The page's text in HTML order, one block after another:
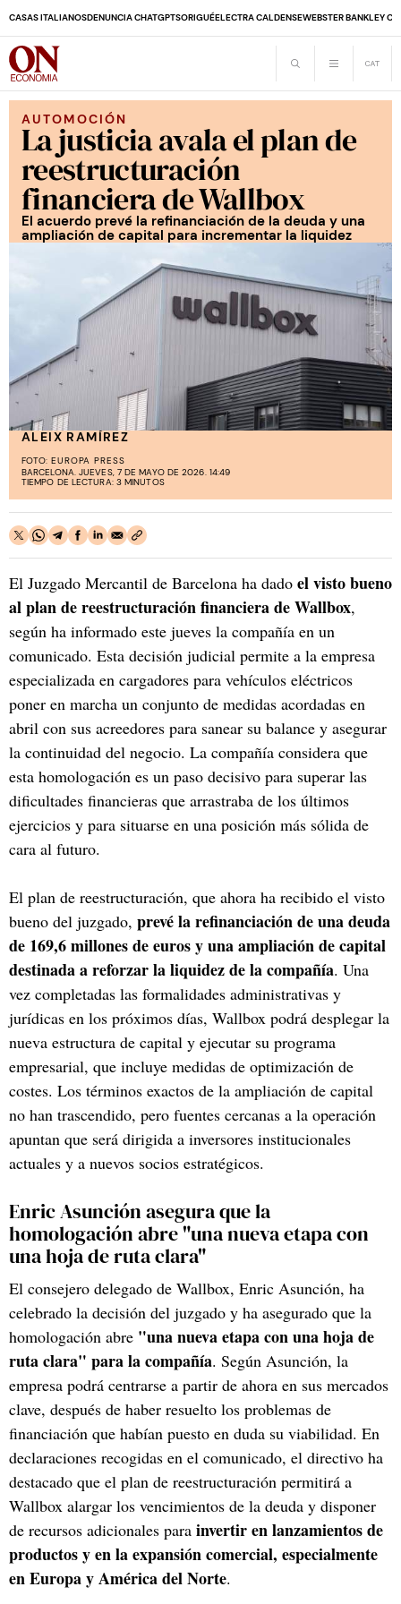
CASAS ITALIANOSDENUNCIA CHATGPTSORIGUÉELECTRA CALDENSEWEBSTER BANKLEY
AUTOMOCIÓN
La justicia avala el plan de
reestructuración
financiera de Wallbox
El acuerdo prevé la refinanciación de la deuda y una
ampliación de capital para incrementar la liquidez
ALEIX RAMÍREZ
FOTO: EUROPA PRESS
BARCELONA. JUEVES, 7 DE MAYO DE 2026. 14:49
TIEMPO DE LECTURA: 3 MINUTOS
El Juzgado Mercantil de Barcelona ha dado el visto bueno
al plan de reestructuración financiera de Wallbox,
según ha informado este jueves la compañía en un
comunicado. Esta decisión judicial permite a la empresa
especializada en cargadores para vehículos eléctricos
poner en marcha un conjunto de medidas acordadas en
abril con sus acreedores para sanear su balance y asegurar
la continuidad del negocio. La compañía considera que
esta homologación es un paso decisivo para superar las
dificultades financieras que arrastraba de los últimos
ejercicios y para situarse en una posición más sólida de
cara al futuro.
El plan de reestructuración, que ahora ha recibido el visto
bueno del juzgado, prevé la refinanciación de una deuda
de 169,6 millones de euros y una ampliación de capital
destinada a reforzar la liquidez de la compañía. Una
vez completadas las formalidades administrativas y
jurídicas en los próximos días, Wallbox podrá desplegar la
nueva estructura de capital y ejecutar su programa
empresarial, que incluye medidas de optimización de
costes. Los términos exactos de la ampliación de capital
no han trascendido, pero fuentes cercanas a la operación
apuntan que será dirigida a inversores institucionales
actuales y a nuevos socios estratégicos.
Enric Asunción asegura que la
homologación abre "una nueva etapa con
una hoja de ruta clara"
El consejero delegado de Wallbox, Enric Asunción, ha
celebrado la decisión del juzgado y ha asegurado que la
homologación abre "una nueva etapa con una hoja de
ruta clara" para la compañía. Según Asunción, la
empresa podrá centrarse a partir de ahora en sus mercados
clave, después de haber resuelto los problemas de
financiación que habían puesto en duda su viabilidad. En
declaraciones recogidas en el comunicado, el directivo ha
destacado que el plan de reestructuración permitirá a
Wallbox alargar los vencimientos de la deuda y disponer
de recursos adicionales para invertir en lanzamientos de
productos y en la expansión comercial, especialmente
en Europa y América del Norte.